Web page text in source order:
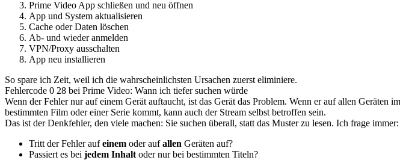
Prime Video App schließen und neu öffnen
App und System aktualisieren
Cache oder Daten löschen
Ab- und wieder anmelden
VPN/Proxy ausschalten
App neu installieren
So spare ich Zeit, weil ich die wahrscheinlichsten Ursachen zuerst eliminiere.
Fehlercode 0 28 bei Prime Video: Wann ich tiefer suchen würde
Wenn der Fehler nur auf einem Gerät auftaucht, ist das Gerät das Problem. Wenn er auf allen
bestimmten Film oder einer Serie kommt, kann auch der Stream selbst betroffen sein.
Das ist der Denkfehler, den viele machen: Sie suchen überall, statt das Muster zu lesen. Ich frage immer:
Tritt der Fehler aufeinem oder aufallen Geräten auf?
Passiert es bei jedem Inhalt oder nur bei bestimmten Titeln?